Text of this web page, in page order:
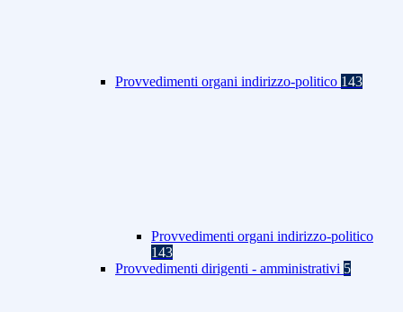
Provvedimenti organi indirizzo-politico 143
Provvedimenti organi indirizzo-politico
143
Provvedimenti dirigenti - amministrativi 5